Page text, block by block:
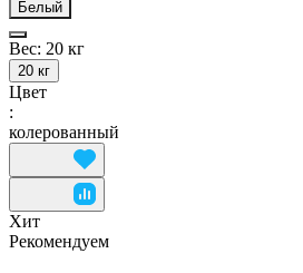
Белый
Вес: 20 кг
20 кг
Цвет
:
колерованный
Хит
Рекомендуем